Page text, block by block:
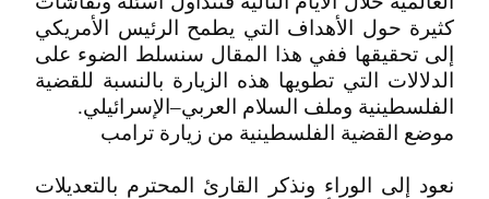
كثيرة حول الأهداف التي يطمح الرئيس الأمريكي
إلى تحقيقها ففي هذا المقال سنسلط الضوء على
الدلالات التي تطويها هذه الزيارة بالنسبة للقضية
الفلسطينية وملف السلام العربي–الإسرائيلي.
موضع القضية الفلسطينية من زيارة ترامب
نعود إلى الوراء ونذكر القارئ المحترم بالتعديلات